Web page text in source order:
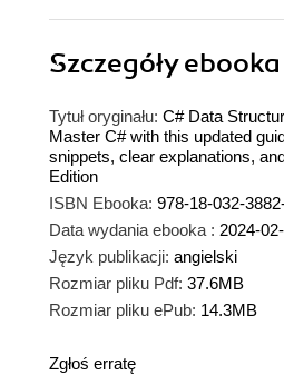
Szczegółyebooka
Tytuł oryginału: C# Data
Master C# with this updated
snippets, clear explanations,
Edition
ISBN Ebooka: 978-18-032-
Data wydania ebooka : 2024-
Język publikacji: angielski
Rozmiar pliku Pdf: 37.6MB
Rozmiar pliku ePub: 14.3MB
Zgłoś erratę